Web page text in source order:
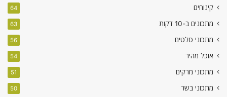
קינוחים 64
מתכונים ב-10 דקות 63
מתכוני סלטים 56
אוכל מהיר 54
מתכוני מרקים 51
מתכוני בשר 50